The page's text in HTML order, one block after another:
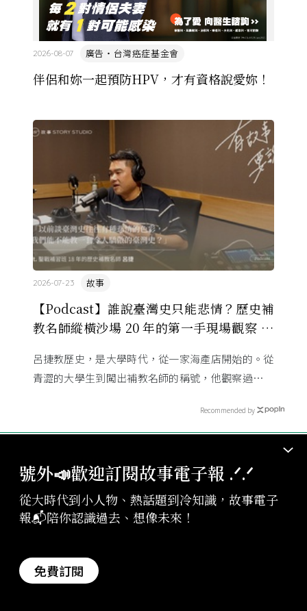
伴侶和妳一起預防HPV，才有資格說愛妳！
廣告・台灣癌症基金會
2026-08-07
【Podcast】誰說臺灣史只能悲情？歷史補
教名師縱橫沙場 20 年的第一手現場觀察 ft.
故事
2026-07-23
呂捷教歷史，是大學時代，從一家海產店開始的。從
青澀的大學生到闖出補教名師的稱號，他觀察過幾十
Recommended by
號外📣歡迎訂閱故事電子報 .ᐟ‪‪.ᐟ
從大時代到小人物、熱話題到冷知識，故事電子
報📬陪你認識過去、想像未來！
免費訂閱
認識過去，想像未來，描繪世界的輪廓
關於我們